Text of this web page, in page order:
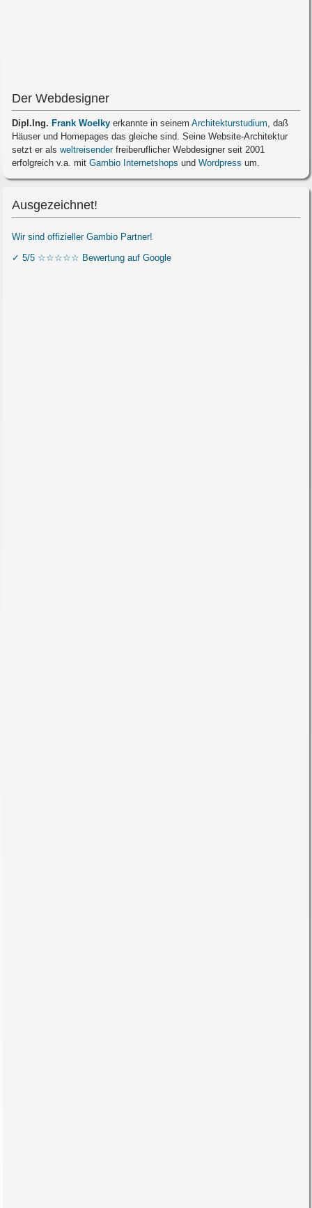
Der Webdesigner
Dipl.Ing. Frank Woelky erkannte in seinemArchitekturstudium, daß
Häuser und Homepages das gleiche sind. Seine Website-Architektur
setzt er alsweltreisenderfreiberuflicher Webdesigner seit 2001
erfolgreich v.a. mitGambio Internetshops undWordpress um.
Ausgezeichnet!
Wir sind offizieller Gambio Partner!
✓ 5/5 ☆☆☆☆☆ Bewertung auf Google